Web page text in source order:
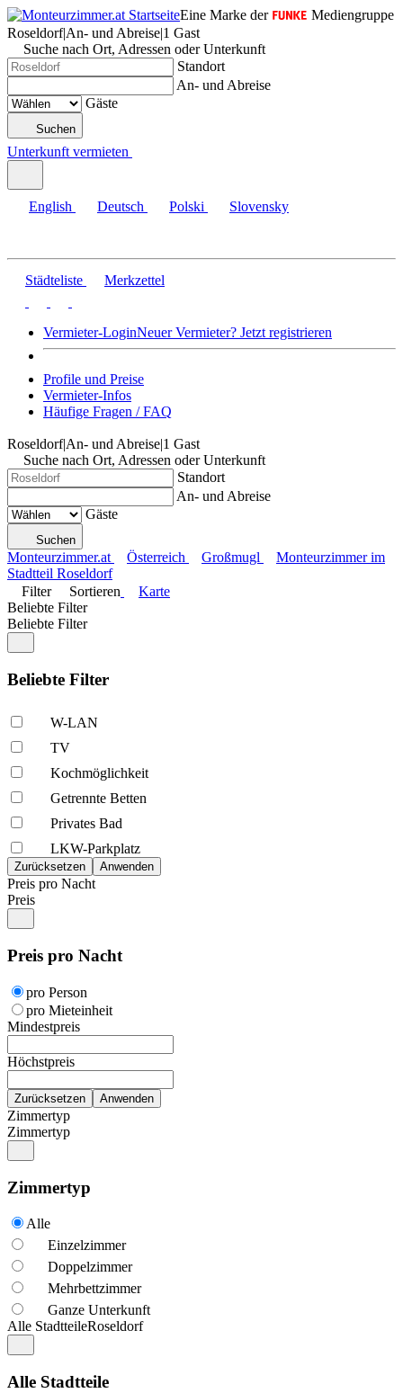
Eine Marke der
Mediengruppe
Roseldorf|An- und Abreise|1 Gast
Suche nach Ort, Adressen oder Unterkunft
Standort
An- und Abreise
Gäste
Suchen
Unterkunft vermieten
English Deutsch Polski Slovensky
Städteliste Merkzettel
Vermieter-LoginNeuer Vermieter? Jetzt registrieren
Profile und Preise
Vermieter-Infos
Häufige Fragen / FAQ
Roseldorf|An- und Abreise|1 Gast
Suche nach Ort, Adressen oder Unterkunft
Standort
An- und Abreise
Gäste
Suchen
Monteurzimmer.at Österreich Großmugl
Monteurzimmer im
Stadtteil Roseldorf
Filter
Sortieren
Karte
Beliebte Filter
Beliebte Filter
Beliebte Filter
W-LAN
TV
Kochmöglich­keit
Getrennte Betten
Privates Bad
LKW-Parkplatz
Preis pro Nacht
Preis
Preis pro Nacht
pro Person
pro Mieteinheit
Mindestpreis
Höchstpreis
Zimmertyp
Zimmertyp
Zimmertyp
Alle
Einzelzimmer
Doppelzimmer
Mehrbettzimmer
Ganze Unterkunft
Alle StadtteileRoseldorf
Alle Stadtteile